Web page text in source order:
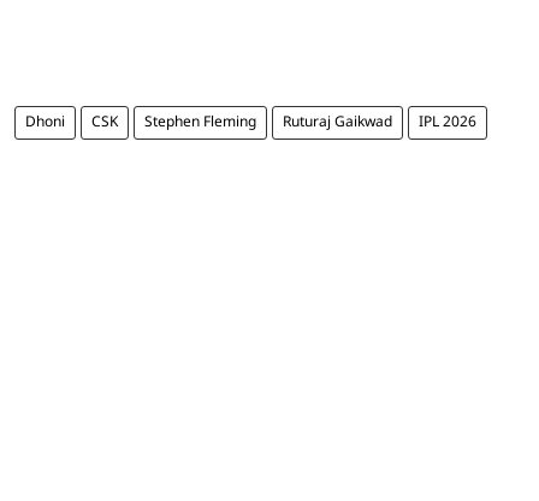
Dhoni CSK Stephen Fleming Ruturaj Gaikwad IPL 2026